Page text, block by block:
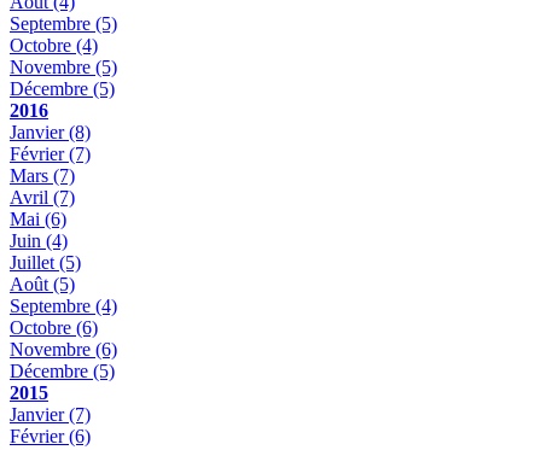
Septembre (5)
Octobre (4)
Novembre (5)
Décembre (5)
2016
Janvier(8)
Février(7)
Mars (7)
Avril (7)
Mai (6)
Juin (4)
Juillet (5)
Août (5)
Septembre (4)
Octobre (6)
Novembre (6)
Décembre (5)
2015
Janvier(7)
Février(6)